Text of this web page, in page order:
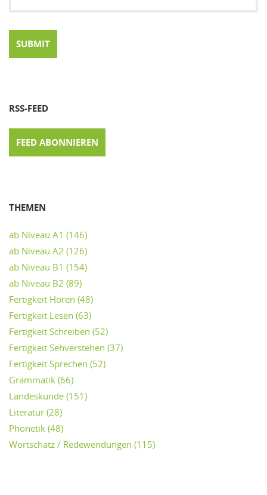
RSS-FEED
FEED ABONNIEREN
THEMEN
ab Niveau A1 (146)
ab Niveau A2 (126)
ab Niveau B1 (154)
ab Niveau B2 (89)
Fertigkeit Hören (48)
Fertigkeit Lesen (63)
Fertigkeit Schreiben (52)
Fertigkeit Sehverstehen (37)
Fertigkeit Sprechen (52)
Grammatik (66)
Landeskunde (151)
Literatur (28)
Phonetik (48)
Wortschatz / Redewendungen (115)